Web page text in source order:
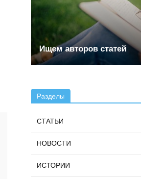
Ищем авторов статей
Разделы
СТАТЬИ
НОВОСТИ
ИСТОРИИ